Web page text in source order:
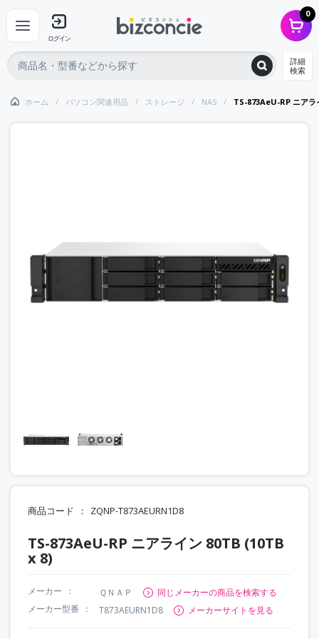
ログイン
0
詳細
検索
ホーム パソコン関連用品 ストレージ NAS TS-873AeU-RP ニア
商品コード ZQNP-T873AEURN1D8
TS-873AeU-RP ニアライン 80TB (10TB
x 8)
メーカー ＱＮＡＰ
同じメーカーの商品を検索する
メーカー型番
T873AEURN1D8 メーカーサイトを見る